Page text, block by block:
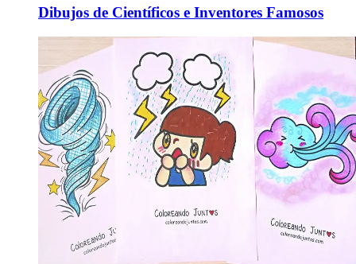
Dibujos de Científicos e Inventores Famosos